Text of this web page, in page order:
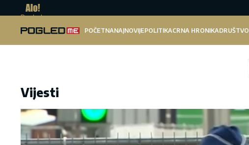
Pogled.me
POČETNANAJNOVIJEPOLITIKACRNA HRONIKADRUŠTVO
Vijesti